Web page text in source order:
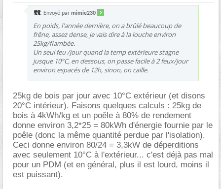
Envoyé par mimie230
En poids, l'année dernière, on a brûlé beaucoup de
frêne, assez dense, je vais dire à la louche environ
25kg/flambée.
Un seul feu /jour quand la temp extérieure stagne
jusque 10°C, en dessous, on passe facile à 2 feux/jour
environ espacés de 12h, sinon, on caille.
25kg de bois par jour avec 10°C extérieur (et disons
20°C intérieur). Faisons quelques calculs : 25kg de
bois à 4kWh/kg et un poêle à 80% de rendement
donne environ 3,2*25 = 80kWh d'énergie fournie par le
poêle (donc la même quantité perdue par l'isolation).
Ceci donne environ 80/24 = 3,3kW de déperditions
avec seulement 10°C à l'extérieur... c'est déjà pas mal
pour un PDM (et en général, plus il est lourd, moins il
est puissant).